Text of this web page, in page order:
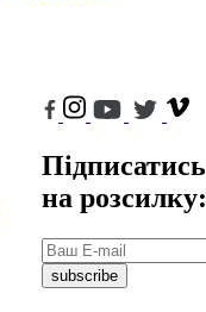
Підписатись
на розсилку:
subscribe